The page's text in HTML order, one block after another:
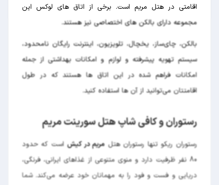
اقامتی در هتل مریم است. برخی از اتاق های لوکس این
مجموعه دارای بالکن های اختصاصی نیز هستند.
بالکن، چای‌ساز، یخچال، تلویزیون، اینترنت رایگان نامحدود،
سیستم تهویه پیشرفته و لوازم و امکانات بهداشتی از جمله
امکانات فراهم شده در این اتاق ها هستند که در طول
اقامتتان می‌توانید از آن ها استفاده کنید.
رستوران و کافی شاپ هتل سورینت مریم
رستوران ریکو تنها رستوران هتلمریم در کیش است که حدود
80 نفر ظرفیت دارد و منوی متنوعی از غذاهای ایرانی، فرنگی،
دریایی و فست و فود را به مهمانان خود عرضه می‌کند. شما